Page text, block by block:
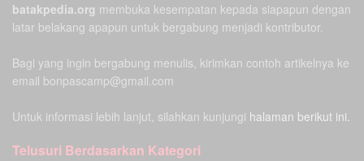
batakpedia.org membuka kesempatan kepada siapapun dengan
latar belakang apapun untuk bergabung menjadi kontributor.
Bagi yang ingin bergabung menulis, kirimkan contoh artikelnya ke
email bonpascamp@gmail.com
Untuk informasi lebih lanjut, silahkan kunjungi halaman berikut ini.
Telusuri Berdasarkan Kategori